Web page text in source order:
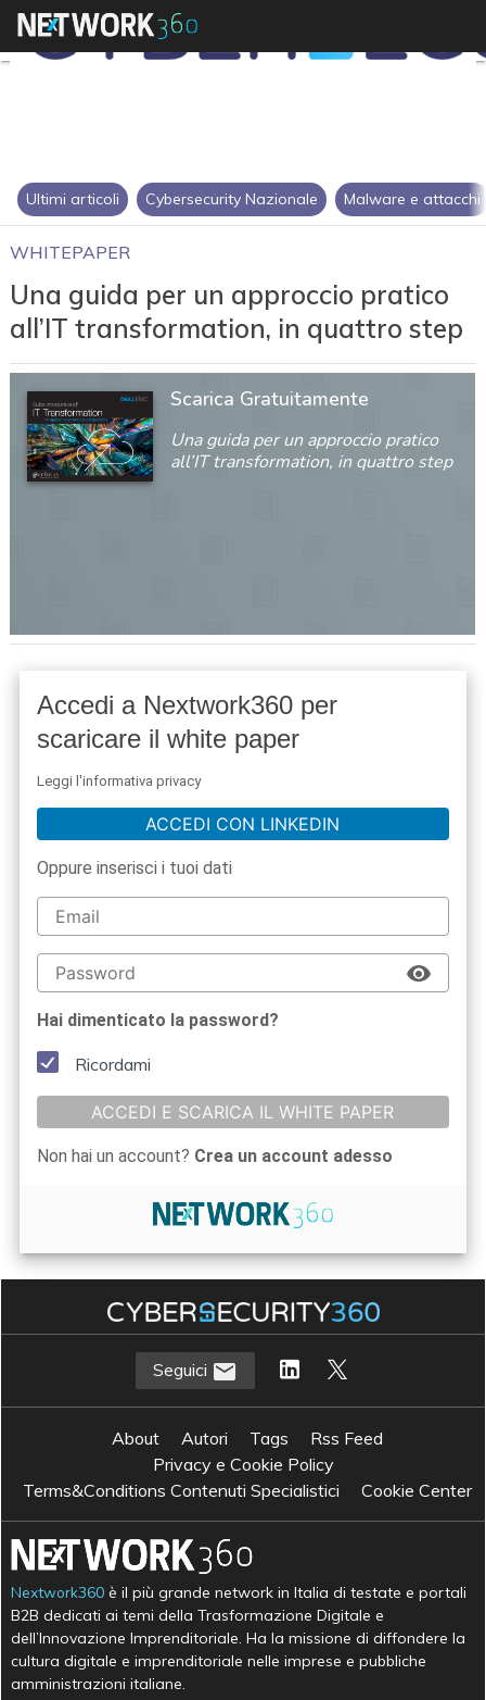
Ultimi articoli Cybersecurity Nazionale Malware e attacchi
WHITEPAPER
Una guida per un approccio pratico
all’IT transformation, in quattro step
Scarica Gratuitamente
Una guida per un approccio pratico
all’IT transformation, in quattro step
Accedi a Nextwork360 per
scaricare il white paper
Leggi l'informativa privacy
ACCEDI CON LINKEDIN
Oppure inserisci i tuoi dati
Hai dimenticato la password?
Ricordami
ACCEDI E SCARICA IL WHITE PAPER
Non hai un account? Crea un account adesso
Seguici
About Autori Tags
Rss Feed
Privacy e Cookie Policy
Terms&Conditions Contenuti Specialistici
Cookie Center
Nextwork360 è il più grande network in Italia di testate e portali
B2B dedicati ai temi della Trasformazione Digitale e
dell’Innovazione Imprenditoriale. Ha la missione di diffondere la
cultura digitale e imprenditoriale nelle imprese e pubbliche
amministrazioni italiane.